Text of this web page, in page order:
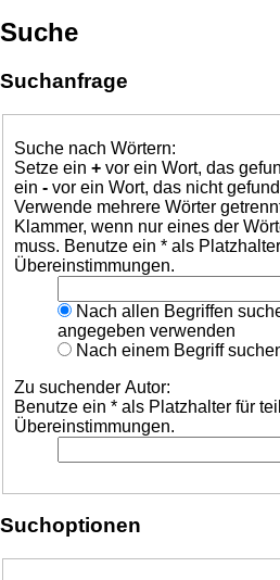
Suche
Suchanfrage
Suche nach Wörtern:
Setze ein + vor ein Wort, das
ein - vor ein Wort, das nicht
Verwende mehrere Wörter
Klammer, wenn nur eines der
muss. Benutze ein * als
Übereinstimmungen.
Nach allen Begriffen
angegeben verwenden
Nach einem Begriff
Zu suchender Autor:
Benutze ein * als Platzhalter für
Übereinstimmungen.
Suchoptionen